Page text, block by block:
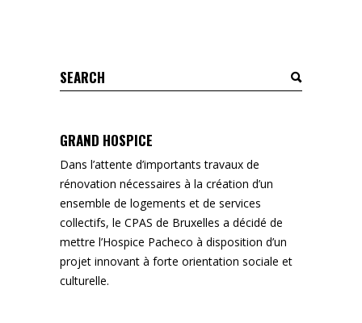
Search
for:
GRAND HOSPICE
Dans l’attente d’importants travaux de
rénovation nécessaires à la création d’un
ensemble de logements et de services
collectifs, le CPAS de Bruxelles a décidé de
mettre l’Hospice Pacheco à disposition d’un
projet innovant à forte orientation sociale et
culturelle.